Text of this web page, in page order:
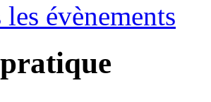
évènements